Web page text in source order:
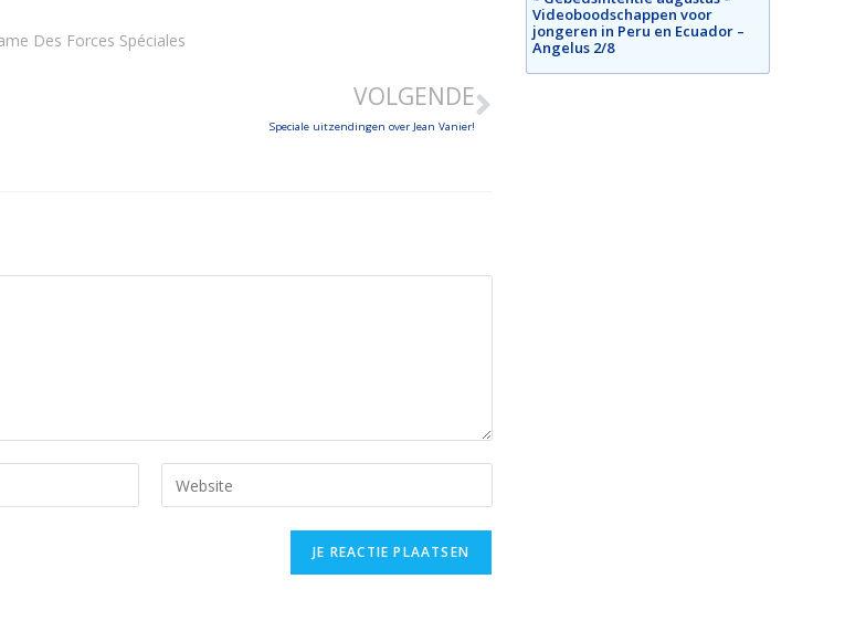
Des Forces Spéciales
VOLGENDE
Speciale uitzendingen over Jean Vanier!
Videoboodschappen voor
jongeren in Peru en Ecuador –
Angelus 2/8